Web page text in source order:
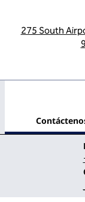
275 South